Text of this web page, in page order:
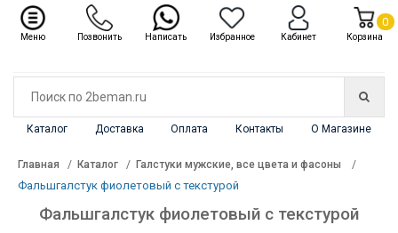
Каталог Доставка Оплата Контакты О Магазине
Каталог ✖
Главная Каталог Галстуки мужские, все цвета и фасоны
Фальшгалстук фиолетовый с текстурой
Фальшгалстук фиолетовый с текстурой
Меню Позвонить Написать Избранное Кабинет Корзина
0